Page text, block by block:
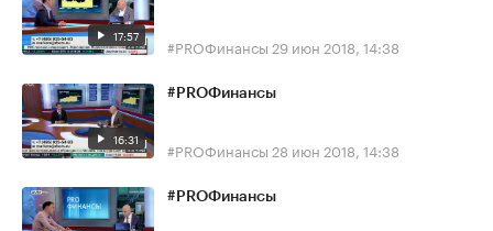
17:57 #PROФинансы 29 июн 2018, 14:38
16:31
#PROФинансы
#PROФинансы 28 июн 2018, 14:38
#PROФинансы